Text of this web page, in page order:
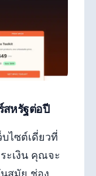
สหรัฐต่อปี
บไซต์เดี่ยวที่
ะเงิน คุณจะ
สมัย ​​ช่อง